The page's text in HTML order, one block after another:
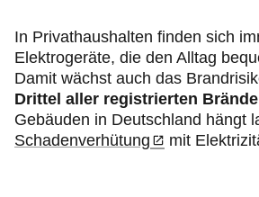
In Privathaushalten finden sich
Elektrogeräte, die den Alltag
Damit wächst auch das
Drittel aller registrierten Brände
Gebäuden in Deutschland hängt
Schadenverhütung
mit